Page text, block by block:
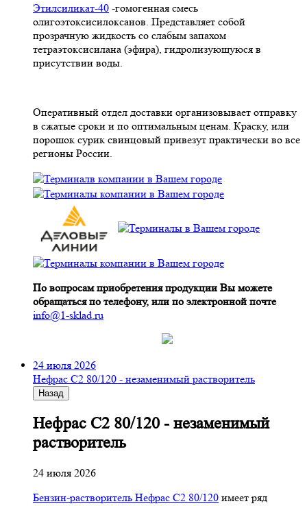
Этилсиликат-40 -гомогенная смесь
олигоэтоксисилоксанов. Представляет собой
прозрачную жидкость со слабым запахом
тетраэтоксисилана (эфира), гидролизующуюся в
присутствии воды.
Оперативный отдел доставки организовывает отправку
в сжатые сроки и по оптимальным ценам. Краску, или
порошок сурик свинцовый привезут практически во все
регионы России.
По вопросам приобретения продукции Вы можете
обращаться по телефону, или по электронной почте
info@1-sklad.ru
24 июля 2026
Нефрас С2 80/120 - незаменимый растворитель
Назад
Нефрас С2 80/120 - незаменимый
растворитель
24 июля 2026
Бензин-растворитель Нефрас С2 80/120 имеет ряд